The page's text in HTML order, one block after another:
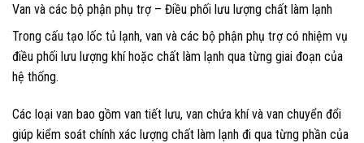
Van và các bộ phận phụ trợ – Điều phối lưu lượng chất làm lạnh
Trong cấu tạo lốc tủ lạnh, van và các bộ phận phụ trợ có nhiệm vụ
điều phối lưu lượng khí hoặc chất làm lạnh qua từng giai đoạn của
hệ thống.
Các loại van bao gồm van tiết lưu, van chứa khí và van chuyển đổi
giúp kiểm soát chính xác lượng chất làm lạnh đi qua từng phần của